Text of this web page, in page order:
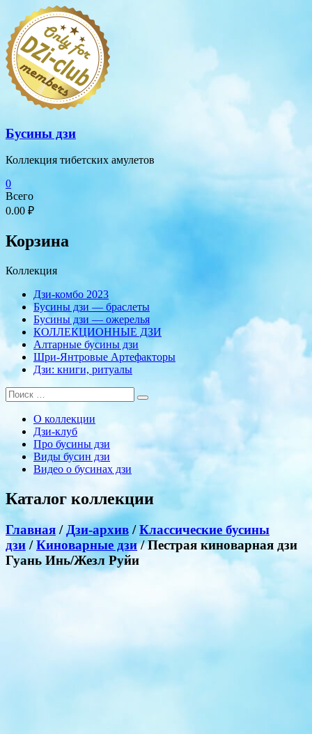
Перейти
содержимому
Бусины дзи
Коллекция тибетских амулетов
0
Всего
0.00 ₽
Корзина
Коллекция
Дзи-комбо 2023
Бусины дзи — браслеты
Бусины дзи — ожерелья
КОЛЛЕКЦИОННЫЕ ДЗИ
Алтарные бусины дзи
Шри-Янтровые Артефакторы
Дзи: книги, ритуалы
О коллекции
Дзи-клуб
Про бусины дзи
Виды бусин дзи
Видео о бусинах дзи
Каталог коллекции
Главная /Дзи-архив /Классические бусины
дзи /Киноварные дзи/ Пестрая киноварная дзи
Гуань Инь/Жезл Руйи